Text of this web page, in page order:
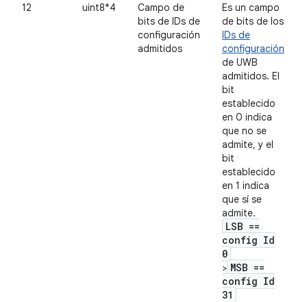
12 uint8*4
Campo de
bits de IDs de
configuración
admitidos
Es un campo
de bits de los
IDs de
configuración
de UWB
admitidos. El
bit
establecido
en 0 indica
que no se
admite, y el
bit
establecido
en 1 indica
que sí se
admite.
LSB ==
config Id
0
> MSB ==
config Id
31